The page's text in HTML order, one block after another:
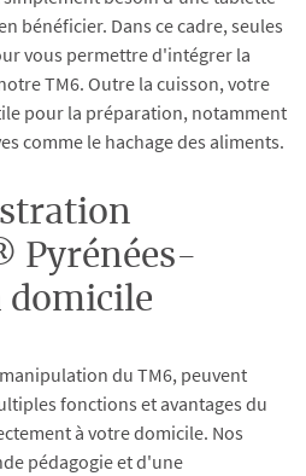
bénéficier. Dans ce cadre, seules
vous permettre d'intégrer la
TM6. Outre la cuisson, votre
pour la préparation, notamment
comme le hachage des aliments.
Pyrénées-
domicile
du TM6, peuvent
fonctions et avantages du
à votre domicile. Nos
pédagogie et d'une